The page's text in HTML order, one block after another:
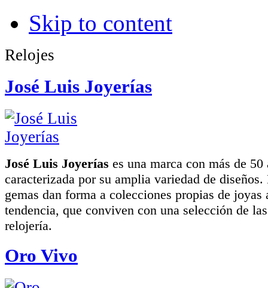
Skip to content
Relojes
José Luis Joyerías
José Luis Joyerías es una marca con más de
caracterizada por su amplia variedad de
gemas dan forma a colecciones propias de
tendencia, que conviven con una selección de
relojería.
Oro Vivo